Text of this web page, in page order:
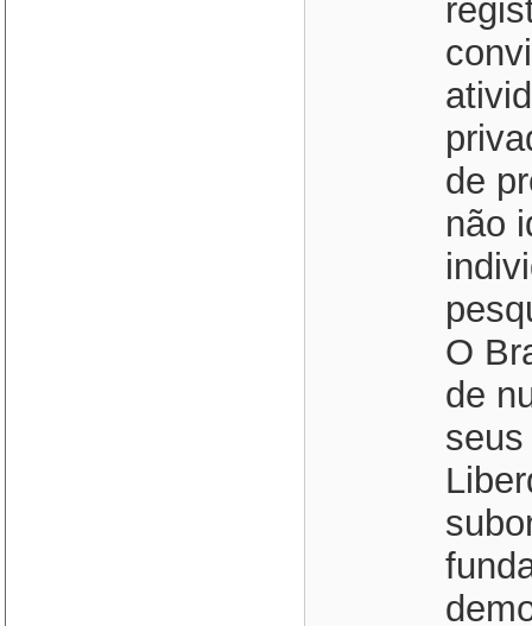
de
não
O
de